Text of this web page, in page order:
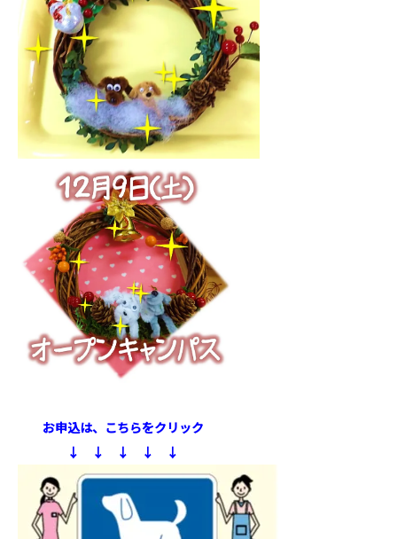
お申込は、こちらをクリック
↓ ↓ ↓ ↓ ↓